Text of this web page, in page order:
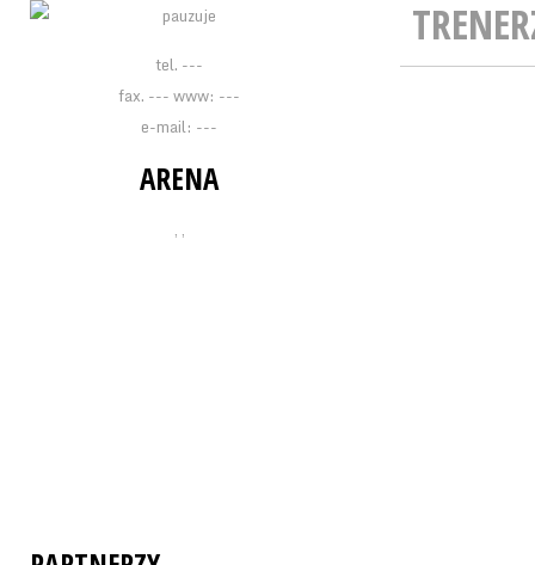
tel. ---
fax. --- www: ---
e-mail: ---
ARENA
, ,